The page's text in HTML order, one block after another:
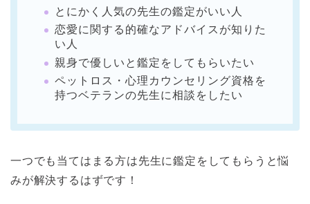
とにかく人気の先生の鑑定がいい人
恋愛に関する的確なアドバイスが知りた
い人
親身で優しいと鑑定をしてもらいたい
ペットロス・心理カウンセリング資格を
持つベテランの先生に相談をしたい
一つでも当てはまる方は先生に鑑定をしてもらうと悩
みが解決するはずです！